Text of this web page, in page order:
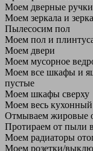
Моем дверные ручки
Моем зеркала и
Пылесосим пол
Моем пол и
Моем двери
Моем мусорное
Моем все шкафы и
пустые
Моем шкафы сверху
Моем весь кухонный
Отмываем жировые
Протираем от пыли
Моем радиаторы
Моем розетки/